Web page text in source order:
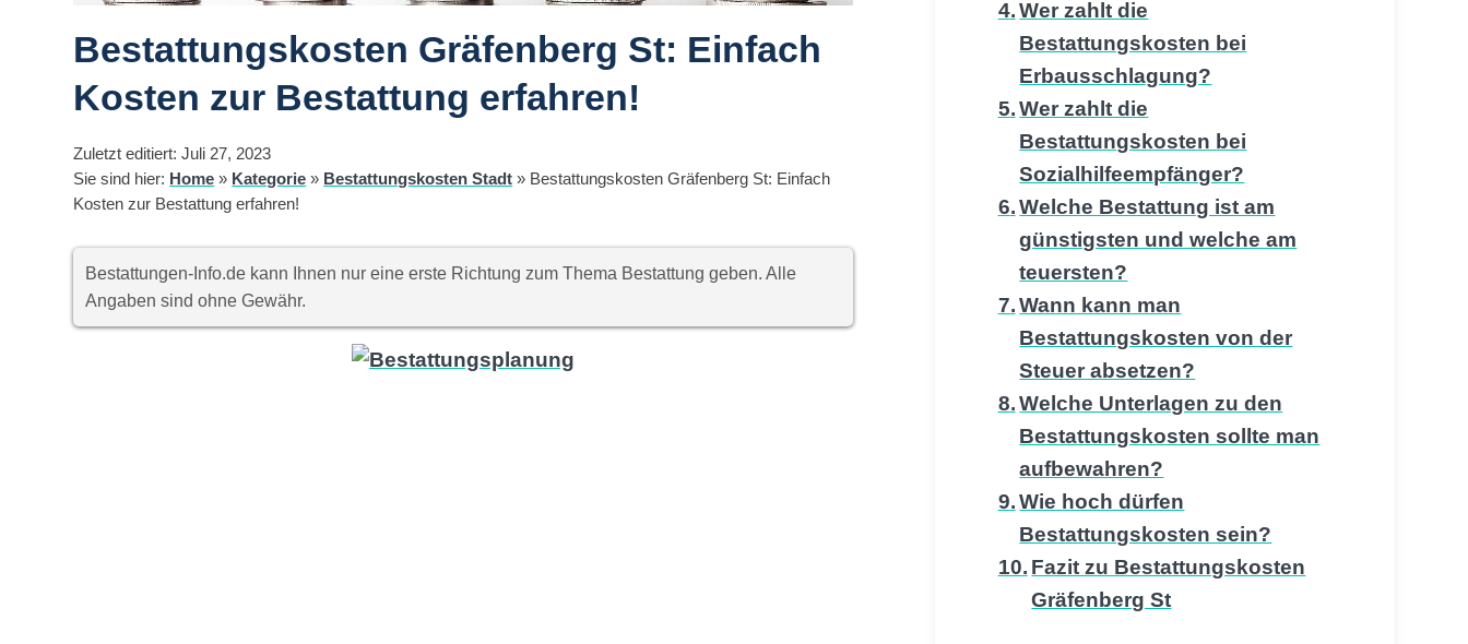
Bestattungskosten Gräfenberg St: Einfach
Kosten zur Bestattung erfahren!
Zuletzt editiert: Juli 27, 2023
Sie sind hier: Home » Kategorie » Bestattungskosten Stadt » Bestattungskosten Gräfenberg St: Einfach
Kosten zur Bestattung erfahren!
Bestattungen-Info.de kann Ihnen nur eine erste Richtung zum Thema Bestattung geben. Alle
Angaben sind ohne Gewähr.
Wer zahlt die
Bestattungskosten bei
Erbausschlagung?
Wer zahlt die
Bestattungskosten bei
Sozialhilfeempfänger?
Welche Bestattung ist am
günstigsten und welche am
teuersten?
Wann kann man
Bestattungskosten von der
Steuer absetzen?
Welche Unterlagen zu den
Bestattungskosten sollte man
aufbewahren?
Wie hoch dürfen
Bestattungskosten sein?
Fazit zu Bestattungskosten
Gräfenberg St